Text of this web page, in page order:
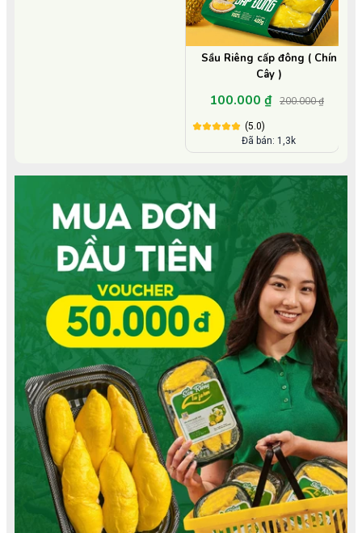
Sầu Riêng cấp đông ( Chín
Cây )
100.000 ₫ 200.000 ₫
(5.0)
Đã bán: 1,3k